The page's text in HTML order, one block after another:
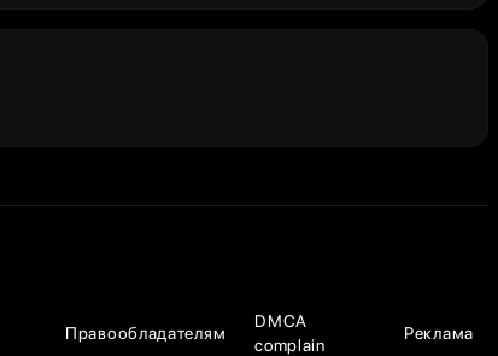
Правообладателям
DMCA
complain
Реклама